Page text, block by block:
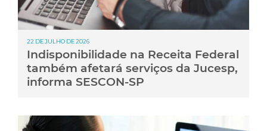
22 DE JULHO DE 2026
Indisponibilidade na Receita Federal
também afetará serviços da Jucesp,
informa SESCON-SP